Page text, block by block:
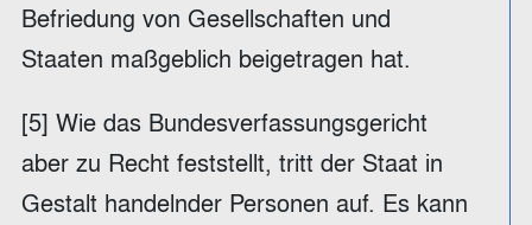
Befriedung von Gesellschaften und
Staaten maßgeblich beigetragen hat.
[5] Wie das Bundesverfassungsgericht
aber zu Recht feststellt, tritt der Staat in
Gestalt handelnder Personen auf. Es kann